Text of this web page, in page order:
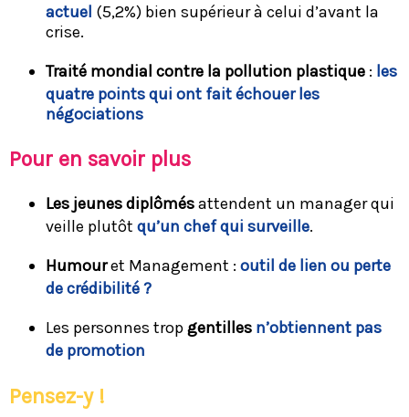
actuel (5,2%) bien supérieur à celui d’avant la
crise.
Traité mondial contre la pollution plastique : les
quatre points qui ont fait échouer les
négociations
Pour en savoir plus
Les jeunes diplômésattendent un manager qui
veille plutôt qu’un chef qui surveille.
Humouret Management : outil de lien ou perte
de crédibilité ?
Les personnes tropgentilles n’obtiennent pas
de promotion
Pensez-y !